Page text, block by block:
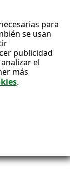
para
se usan
publicidad
el
más
.